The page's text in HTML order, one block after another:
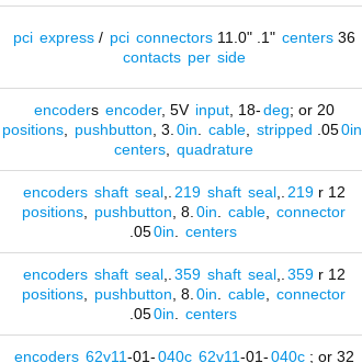
pci express/ pci connectors11.0" .1" centers36
contacts per side
encoders encoder, 5V input, 18-deg; or 20
positions, pushbutton , 3. 0in cable, stripped .050in
centers
quadrature
encoders shaft seal,. 219 shaft seal,. 219r 12
positions
pushbutton , 8. 0in cable
connector
.050in centers
encoders shaft seal,. 359 shaft seal,. 359r 12
positions
pushbutton , 8. 0in cable
connector
.050in centers
encoders 62v11-01-040c 62v11-01-040c; or 32